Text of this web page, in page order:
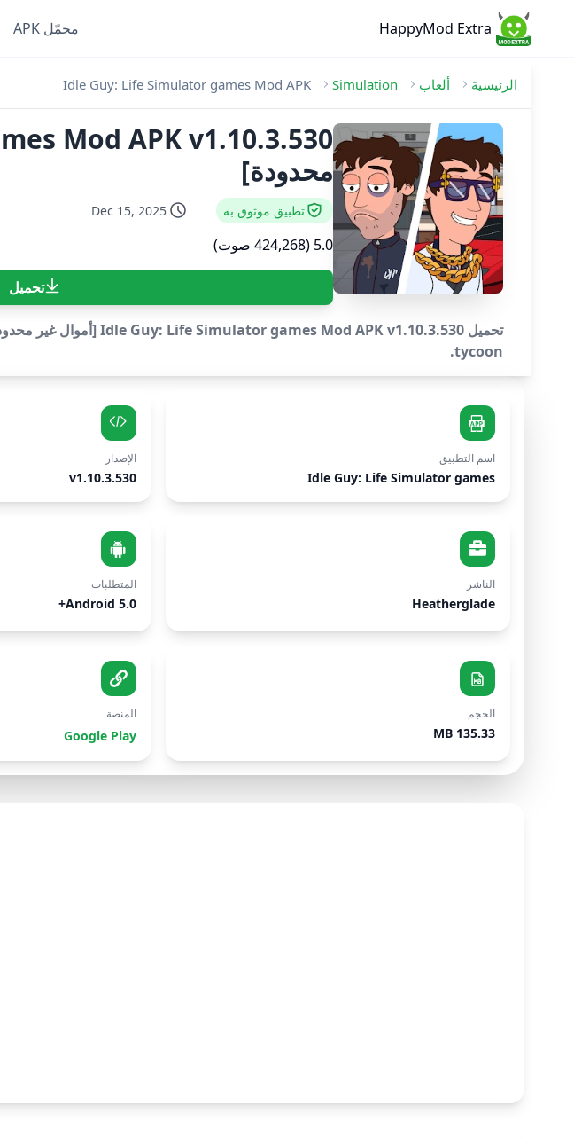
HappyMod Extra محمّل APK
الرئيسية ألعاب Simulation
Idle Guy: Life Simulator games Mod APK
محدودة]
تطبيق موثوق به Dec 15, 2025
5.0 (424,268 صوت)
تحميل
tycoon.
اسم التطبيق
Idle Guy: Life Simulator games
الإصدار
v1.10.3.530
الناشر
Heatherglade
المتطلبات
Android 5.0+
الحجم
135.33 MB
المنصة
Google Play